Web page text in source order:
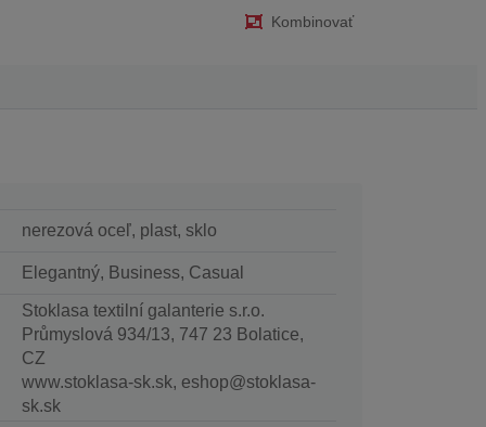
Kombinovať
nerezová oceľ, plast, sklo
Elegantný, Business, Casual
Stoklasa textilní galanterie s.r.o.
Průmyslová 934/13, 747 23 Bolatice,
CZ
www.stoklasa-sk.sk, eshop@stoklasa-
sk.sk